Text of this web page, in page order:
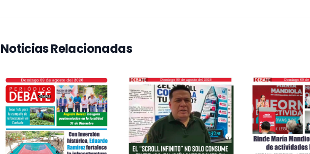
Noticias Relacionadas